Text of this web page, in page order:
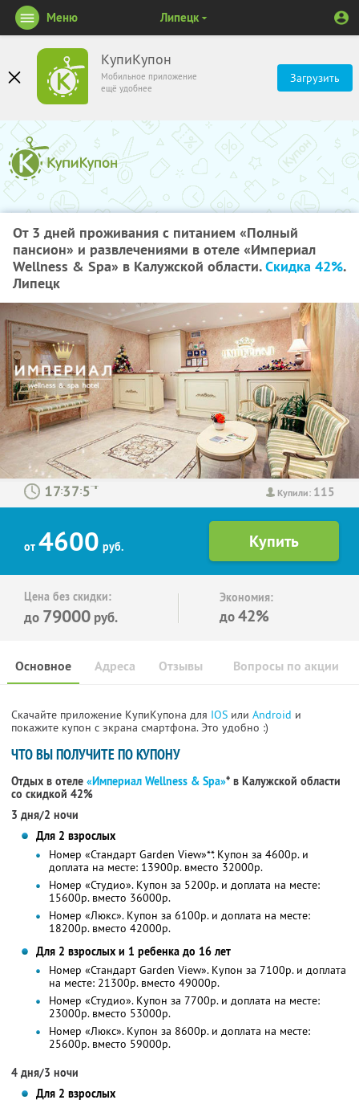
КупиКупон
Мобильное приложение
ещё удобнее
Загрузить
Меню Липецк
От 3 дней проживания с питанием «Полный
пансион» и развлечениями в отеле «Империал
Wellness & Spa» в Калужской области.Скидка 42%.
Липецк
Купили: 115
: :
от 4600 руб.
Цена без скидки:
до 79000 руб.
Экономия:
до42%
Основное Отзывы Вопросы по акции
Адреса
Скачайте приложение КупиКупона для IOS или Android и
покажите купон с экрана смартфона. Это удобно :)
ЧТО ВЫ ПОЛУЧИТЕ ПО КУПОНУ
Отдых в отеле «Империал Wellness & Spa»* в Калужской области
со скидкой 42%
3 дня/2 ночи
Для 2 взрослых
Номер «Стандарт Garden View»**. Купон за 4600р. и
доплата на месте: 13900р. вместо 32000р.
Номер «Студио». Купон за 5200р. и доплата на месте:
15600р. вместо 36000р.
Номер «Люкс». Купон за 6100р. и доплата на месте:
18200р. вместо 42000р.
Для 2 взрослых и 1 ребенка до 16 лет
Номер «Стандарт Garden View». Купон за 7100р. и доплата
на месте: 21300р. вместо 49000р.
Номер «Студио». Купон за 7700р. и доплата на месте:
23000р. вместо 53000р.
Номер «Люкс». Купон за 8600р. и доплата на месте:
25600р. вместо 59000р.
4 дня/3 ночи
Для 2 взрослых